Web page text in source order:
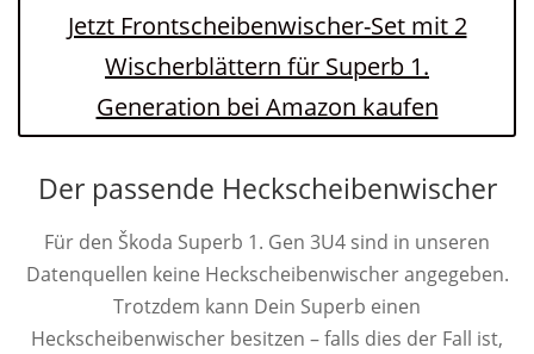
Jetzt Frontscheibenwischer-Set mit 2
Wischerblättern für Superb 1.
Generation bei Amazon kaufen
Der passende Heckscheibenwischer
Für den Škoda Superb 1. Gen 3U4 sind in unseren
Datenquellen keine Heckscheibenwischer angegeben.
Trotzdem kann Dein Superb einen
Heckscheibenwischer besitzen – falls dies der Fall ist,